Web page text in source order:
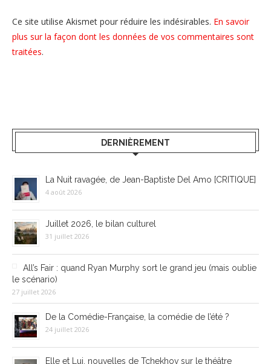
Ce site utilise Akismet pour réduire les indésirables. En savoir
plus sur la façon dont les données de vos commentaires sont
traitées.
DERNIÈREMENT
La Nuit ravagée, de Jean-Baptiste Del Amo [CRITIQUE]
4 août 2026
Juillet 2026, le bilan culturel
31 juillet 2026
All’s Fair : quand Ryan Murphy sort le grand jeu (mais oublie
le scénario)
27 juillet 2026
De la Comédie-Française, la comédie de l’été ?
24 juillet 2026
Elle et Lui, nouvelles de Tchekhov sur le théâtre